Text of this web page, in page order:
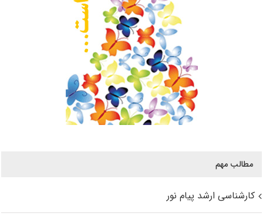
مطالب مهم
کارشناسی ارشد پیام نور